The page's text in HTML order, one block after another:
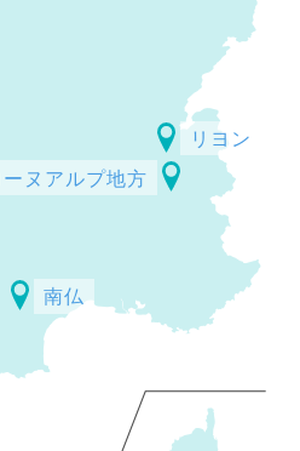
リヨン
ーヌアルプ地方
南仏